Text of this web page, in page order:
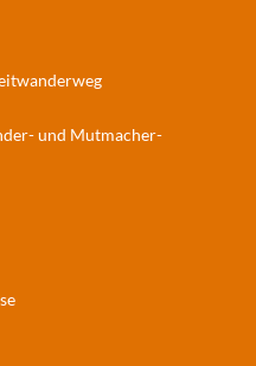
und Mutmacher-